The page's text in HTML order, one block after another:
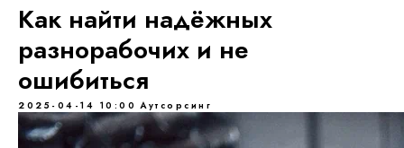
Как найти надёжных
разнорабочих и не
ошибиться
2025-04-14 10:00 Аутсорсинг